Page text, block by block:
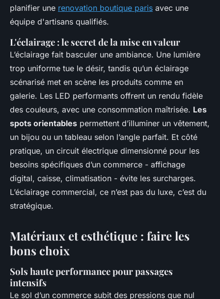
planifier une renovation boutique paris avec une
équipe d'artisans qualifiés.
L'éclairage : le secret de la mise en valeur
L’éclairage fait basculer une ambiance. Une lumière
trop uniforme tue le désir, tandis qu’un éclairage
scénarisé met en scène les produits comme en
galerie. Les LED performants offrent un rendu fidèle
des couleurs, avec une consommation maîtrisée. Les
spots orientables permettent d’illuminer un vêtement,
un bijou ou un tableau selon l’angle parfait. Et côté
pratique, un circuit électrique dimensionné pour les
besoins spécifiques d’un commerce - affichage
digital, caisse, climatisation - évite les surcharges.
L’éclairage commercial, ce n’est pas du luxe, c’est du
stratégique.
Matériaux et esthétique : faire les
bons choix
Sols haute performance pour passages
intensifs
Le sol d’un commerce subit des pressions que nul